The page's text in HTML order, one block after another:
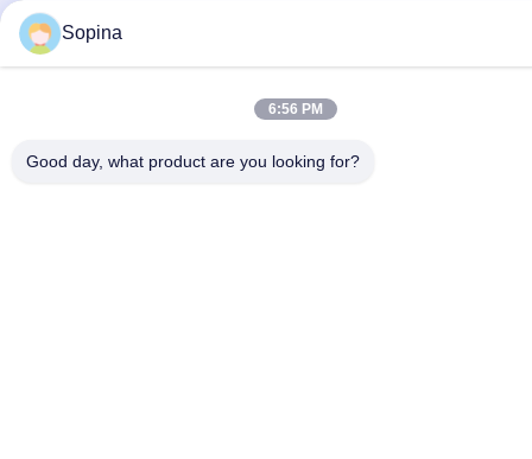
Sopina
6:56 PM
Good day, what product are you looking for?